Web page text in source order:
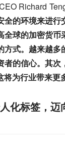
Richard
全的环境来进行
全球的加密货币
方式。越来越多
者的信心。其次
为行业带来更
化标签，迈